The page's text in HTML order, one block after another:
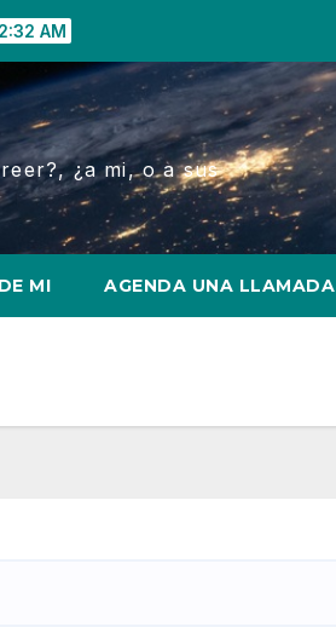
AM
¿a mi, o a sus
MI AGENDA UNA LLAMADA